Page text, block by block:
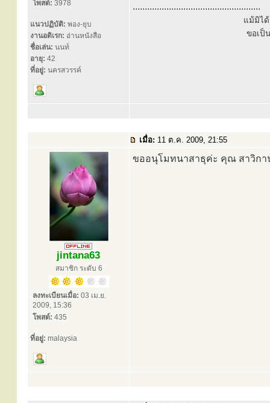
โพสต์: 3978
แนวปฏิบัติ: พอง-ยุบ
งานอดิเรก: อ่านหนังสือ
ชื่อเล่น: นนท์
อายุ: 42
ที่อยู่: นครสวรรค์
.....................................................
แม้มิได้
ขอเป็
เมื่อ: 11 ต.ค. 2009, 21:55
jintana63
สมาชิก ระดับ 6
ลงทะเบียนเมื่อ: 03 เม.ย.
2009, 15:36
โพสต์: 435
ที่อยู่: malaysia
ขออนุโมทนาสาธุค่ะ คุณ สาวิก